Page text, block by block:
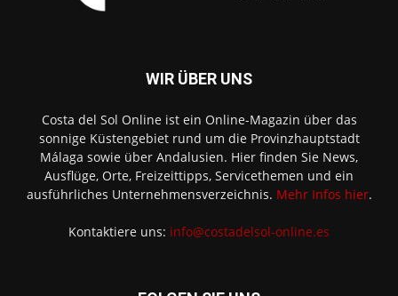
WIR ÜBER UNS
Costa del Sol Online ist ein Online-Magazin über das
sonnige Küstengebiet rund um die Provinzhauptstadt
Málaga sowie über Andalusien. Hier finden Sie News,
Ausflüge, Orte, Freizeittipps, Servicethemen und ein
ausführliches Unternehmensverzeichnis. Mehr Infos hier.
Kontaktiere uns: info@costadelsol-online.es